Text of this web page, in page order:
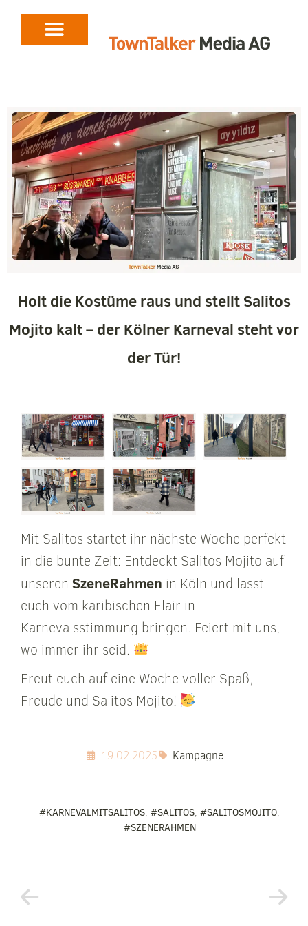
Holt die Kostüme raus und stellt Salitos
Mojito kalt – der Kölner Karneval steht vor
der Tür!
Mit Salitos startet ihr nächste Woche perfekt
in die bunte Zeit: Entdeckt Salitos Mojito auf
unseren SzeneRahmen in Köln und lasst
euch vom karibischen Flair in
Karnevalsstimmung bringen. Feiert mit uns,
wo immer ihr seid.
Freut euch auf eine Woche voller Spaß,
Freude und Salitos Mojito!
19.02.2025 Kampagne
#KARNEVALMITSALITOS,#SALITOS,#SALITOSMOJITO,
#SZENERAHMEN